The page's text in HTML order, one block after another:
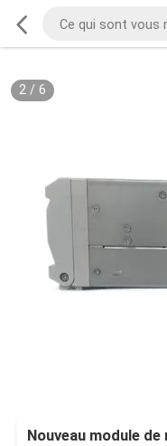
2/ 6
Nouveau module